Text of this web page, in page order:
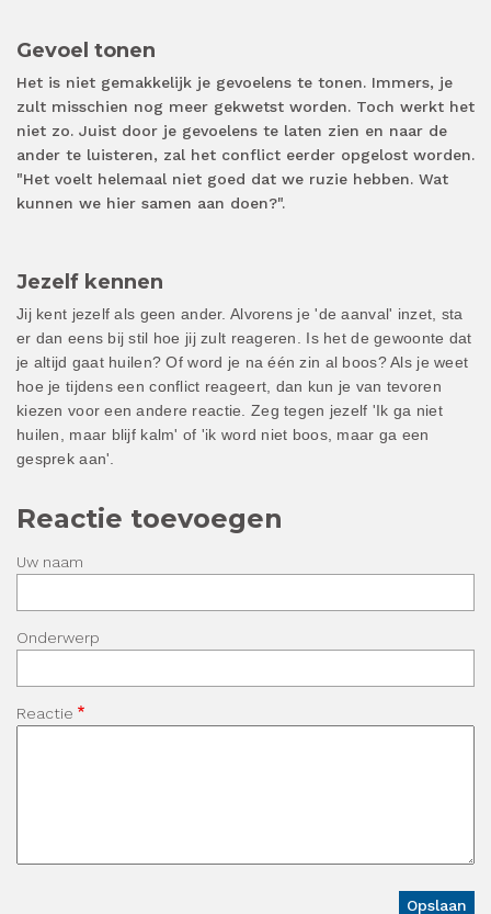
Gevoel tonen
Het is niet gemakkelijk je gevoelens te tonen. Immers, je
zult misschien nog meer gekwetst worden. Toch werkt het
niet zo. Juist door je gevoelens te laten zien en naar de
ander te luisteren, zal het conflict eerder opgelost worden.
"Het voelt helemaal niet goed dat we ruzie hebben. Wat
kunnen we hier samen aan doen?".
Jezelf kennen
Jij kent jezelf als geen ander. Alvorens je 'de aanval' inzet, sta
er dan eens bij stil hoe jij zult reageren. Is het de gewoonte dat
je altijd gaat huilen? Of word je na één zin al boos? Als je weet
hoe je tijdens een conflict reageert, dan kun je van tevoren
kiezen voor een andere reactie. Zeg tegen jezelf 'Ik ga niet
huilen, maar blijf kalm' of 'ik word niet boos, maar ga een
gesprek aan'.
Reactie toevoegen
Uw naam
Onderwerp
Reactie